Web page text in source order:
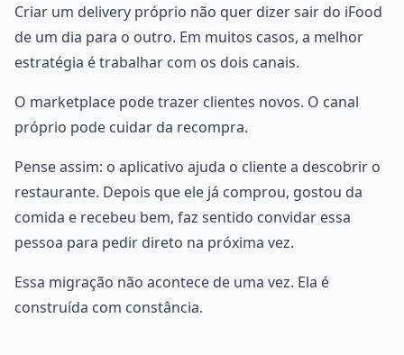
Criar um delivery próprio não quer dizer sair do iFood
de um dia para o outro. Em muitos casos, a melhor
estratégia é trabalhar com os dois canais.
O marketplace pode trazer clientes novos. O canal
próprio pode cuidar da recompra.
Pense assim: o aplicativo ajuda o cliente a descobrir o
restaurante. Depois que ele já comprou, gostou da
comida e recebeu bem, faz sentido convidar essa
pessoa para pedir direto na próxima vez.
Essa migração não acontece de uma vez. Ela é
construída com constância.